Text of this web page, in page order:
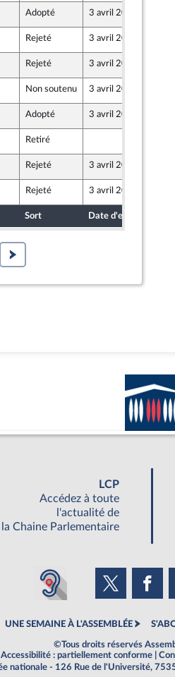
Adopté 3 avril 2024
Rejeté 3 avril 2024
Rejeté 3 avril 2024
Non soutenu 3 avril 2024
Adopté 3 avril 2024
Retiré
Populaire écologique et sociale
Rejeté 3 avril 2024
Rejeté 3 avril 2024
Sort Date d'examen
LCP
Accédez à toute
l'actualité de
la Chaine Parlementaire
UNE SEMAINE À L'ASSEMBLÉE
©Tous droits réservés
Accessibilité : partiellement conforme
nationale - 126 Rue de l'Université,